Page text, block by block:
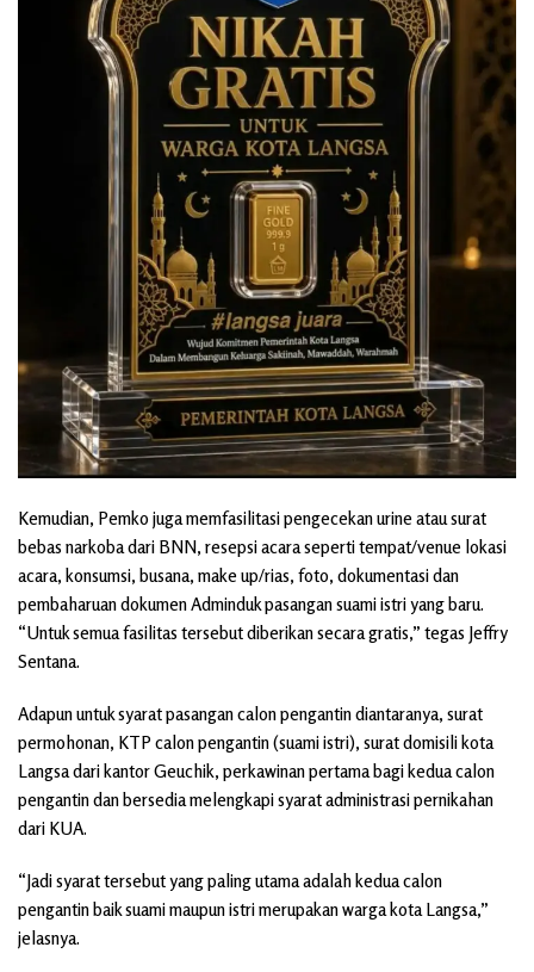
Kemudian, Pemko juga memfasilitasi pengecekan urine atau surat
bebas narkoba dari BNN, resepsi acara seperti tempat/venue lokasi
acara, konsumsi, busana, make up/rias, foto, dokumentasi dan
pembaharuan dokumen Adminduk pasangan suami istri yang baru.
“Untuk semua fasilitas tersebut diberikan secara gratis,” tegas Jeffry
Sentana.
Adapun untuk syarat pasangan calon pengantin diantaranya, surat
permohonan, KTP calon pengantin (suami istri), surat domisili kota
Langsa dari kantor Geuchik, perkawinan pertama bagi kedua calon
pengantin dan bersedia melengkapi syarat administrasi pernikahan
dari KUA.
“Jadi syarat tersebut yang paling utama adalah kedua calon
pengantin baik suami maupun istri merupakan warga kota Langsa,”
jelasnya.